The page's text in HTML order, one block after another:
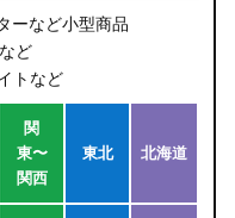
ーなど小型商品
ど
トなど
関
東〜
関西
東北 北海道